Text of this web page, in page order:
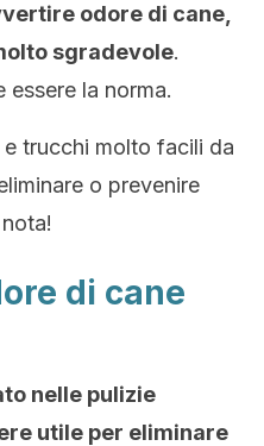
odore di cane,
sgradevole.
essere la norma.
trucchi molto facili da
o prevenire
di cane
nelle pulizie
utile per eliminare